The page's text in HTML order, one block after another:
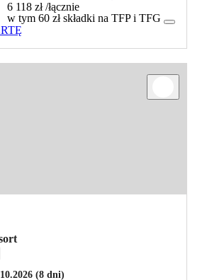
6 118 zł/łącznie
w tym 60 zł składki na TFP i TFG
(8 dni)